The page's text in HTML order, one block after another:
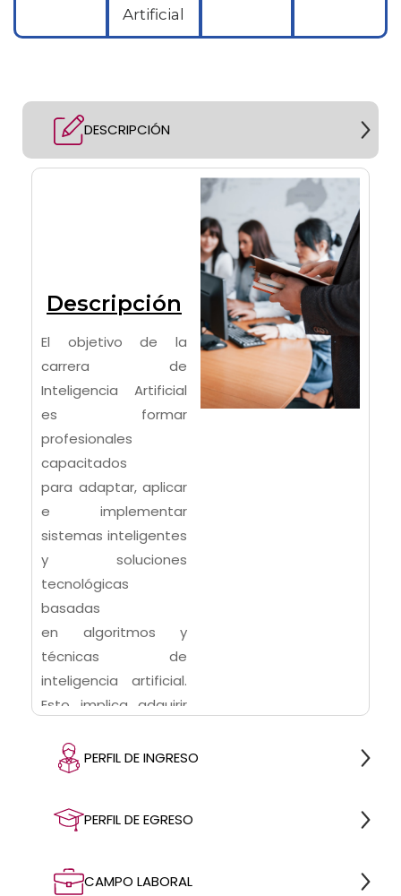
Artificial
DESCRIPCIÓN
PERFIL DE INGRESO
PERFIL DE EGRESO
CAMPO LABORAL
Descripción
El objetivo de la
carrera de
Inteligencia Artificial
es formar
profesionales
capacitados
para adaptar, aplicar
e implementar
sistemas inteligentes
y soluciones
tecnológicas
basadas
en algoritmos y
técnicas de
inteligencia artificial.
Esto implica adquirir
profundossobre
teoría de la
aprendizaje
procesamiento del